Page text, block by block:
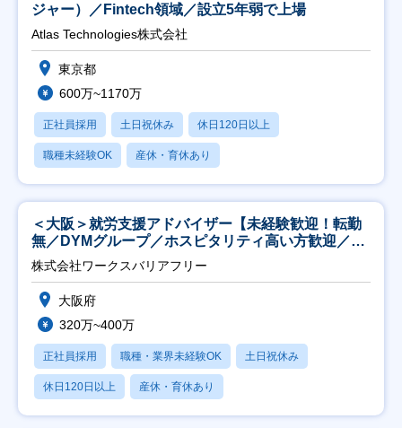
ジャー）／Fintech領域／設立5年弱で上場
Atlas Technologies株式会社
東京都
600万~1170万
正社員採用 土日祝休み 休日120日以上
職種未経験OK 産休・育休あり
＜大阪＞就労支援アドバイザー【未経験歓迎！転勤
無／DYMグループ／ホスピタリティ高い方歓迎／土
日祝】
株式会社ワークスバリアフリー
大阪府
320万~400万
正社員採用 職種・業界未経験OK 土日祝休み
休日120日以上 産休・育休あり